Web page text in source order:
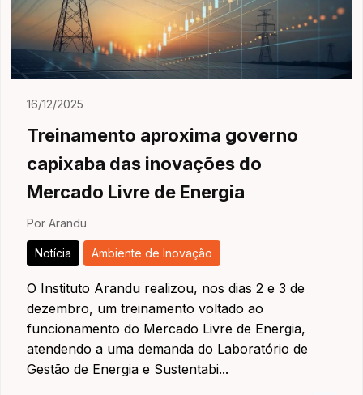
16/12/2025
Treinamento aproxima governo
capixaba das inovações do
Mercado Livre de Energia
Por Arandu
Notícia Ambiente de Inovação
O Instituto Arandu realizou, nos dias 2 e 3 de
dezembro, um treinamento voltado ao
funcionamento do Mercado Livre de Energia,
atendendo a uma demanda do Laboratório de
Gestão de Energia e Sustentabi...